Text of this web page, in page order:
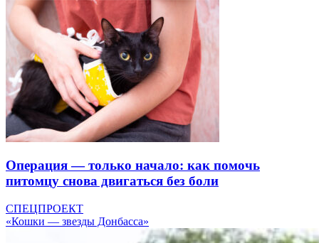
Операция — только начало: как помочь
питомцу снова двигаться без боли
СПЕЦПРОЕКТ
«Кошки — звезды Донбасса»